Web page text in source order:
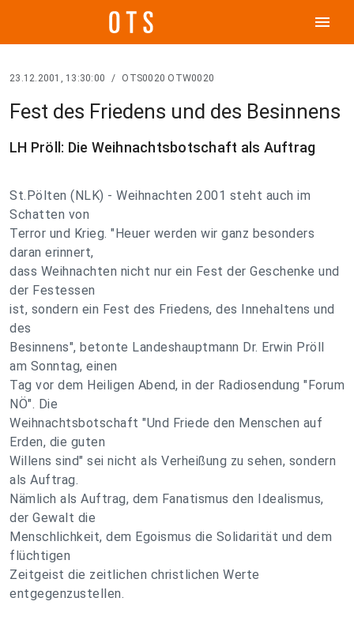
menu
23.12.2001, 13:30:00 / OTS0020 OTW0020
Fest des Friedens und des Besinnens
LH Pröll: Die Weihnachtsbotschaft als Auftrag
St.Pölten (NLK) - Weihnachten 2001 steht auch im
Schatten von
Terror und Krieg. "Heuer werden wir ganz besonders
daran erinnert,
dass Weihnachten nicht nur ein Fest der Geschenke und
der Festessen
ist, sondern ein Fest des Friedens, des Innehaltens und
des
Besinnens", betonte Landeshauptmann Dr. Erwin Pröll
am Sonntag, einen
Tag vor dem Heiligen Abend, in der Radiosendung "Forum
NÖ". Die
Weihnachtsbotschaft "Und Friede den Menschen auf
Erden, die guten
Willens sind" sei nicht als Verheißung zu sehen, sondern
als Auftrag.
Nämlich als Auftrag, dem Fanatismus den Idealismus,
der Gewalt die
Menschlichkeit, dem Egoismus die Solidarität und dem
flüchtigen
Zeitgeist die zeitlichen christlichen Werte
entgegenzustellen.